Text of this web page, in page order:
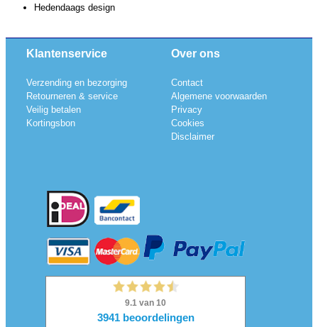
Hedendaags design
Klantenservice
Verzending en bezorging
Retourneren & service
Veilig betalen
Kortingsbon
Over ons
Contact
Algemene voorwaarden
Privacy
Cookies
Disclaimer